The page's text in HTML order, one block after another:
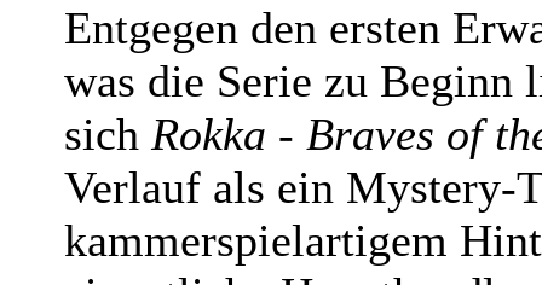
Entgegen den ersten
was die Serie zu Beginn
sich Rokka - Braves of
Verlauf als ein Mystery-
kammerspielartigem